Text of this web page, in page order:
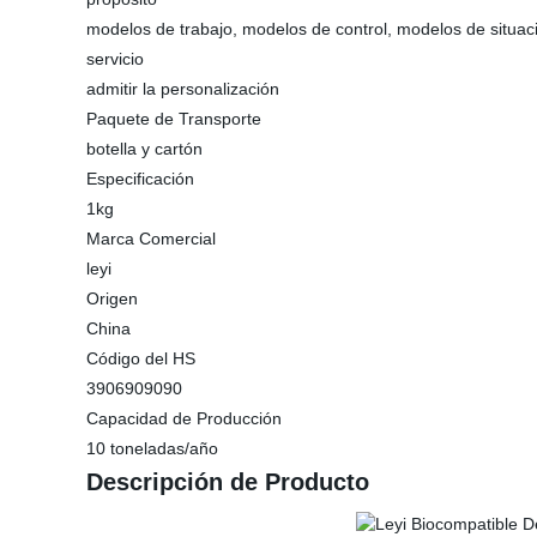
modelos de trabajo, modelos de control, modelos de
servicio
admitir la personalización
Paquete de Transporte
botella y cartón
Especificación
1kg
Marca Comercial
leyi
Origen
China
Código del HS
3906909090
Capacidad de Producción
10 toneladas/año
Descripción de Producto